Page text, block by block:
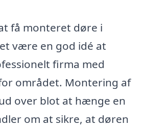
få monteret døre i
være en god idé at
firma med
området. Montering af
over blot at hænge en
om at sikre, at døren